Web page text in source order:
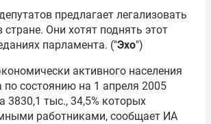
предлагает легализовать
стране. Они хотят поднять этот
парламента. ("Эхо")
активного населения
состоянию на 1 апреля 2005
3830,1 тыс., 34,5% которых
работниками, сообщает ИА